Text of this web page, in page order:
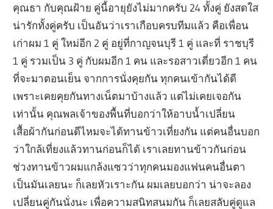
คุณธา กับคุณฝ้าย คู่นี้อายุยังไม่มากครับ 24 ทั้งคู่ ยังสดใส
น่ารักทั้งคู่ครับ เป็นอันว่าเราเกือบครบทีมแล้ว คือเพื่อน
เก่าผม 1 คู่ ใหม่อีก 2 คู่ อยู่ที่กาญจนบุรี 1 คู่ และที่ ราชบุรี
1 คู่ รวมเป็น 3 คู่ กับผมอีก 1 คน และรอสาวเดี่ยวอีก 1 คน
ที่จะมาตอนเย็น จากการนั่งคุยกัน ทุกคนเข้ากันได้ดี
เพราะเคยคุยกันทางเน็ตมาบ้างแล้ว แต่ไม่เคยเจอกัน
เท่านั้น คุณพลเจ้าของพื้นที่บอกว่าให้อาบน้ำเปลี่ยน
เสื้อผ้ากันก่อนดีไหมจะได้ทานข้าวเที่ยงกัน แต่คนอื่นบอก
ว่าใกล้เที่ยงแล้วทานก่อนก็ได้ เราเลยทานข้าวกันก่อน
ช่วงทานข้าวผมแกล้งแซวว่าทุกคนมองแฟนคนอื่นตา
เป็นมันเลยนะ ก็เลยหัวเราะกัน ผมเลยบอกว่า น่าจะลอง
เปลี่ยนคู่กันนั่งนะ เพื่อความสนิทสนมกัน ก็เลยสลับคู่ดูแล